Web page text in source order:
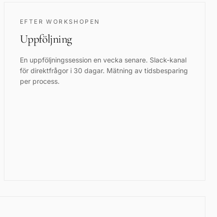
EFTER WORKSHOPEN
Uppföljning
En uppföljningssession en vecka senare. Slack-kanal
för direktfrågor i 30 dagar. Mätning av tidsbesparing
per process.